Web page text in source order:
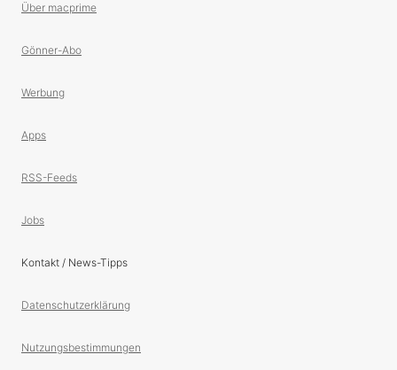
Über macprime
Gönner-Abo
Werbung
Apps
RSS-Feeds
Jobs
Kontakt / News-Tipps
Datenschutzerklärung
Nutzungsbestimmungen